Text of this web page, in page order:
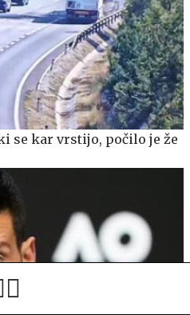
se kar vrstijo, počilo je že